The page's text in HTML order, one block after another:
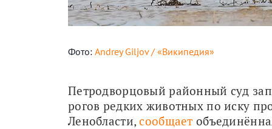
Фото: Andrey Giljov / «Википедия»
Петродворцовый районный суд
рогов редких животных по иску
Ленобласти, сообщает